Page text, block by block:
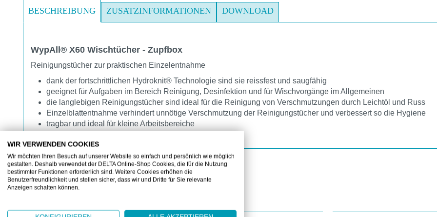
BESCHREIBUNG ZUSATZINFORMATIONEN DOWNLOAD
WypAll® X60 Wischtücher - Zupfbox
Reinigungstücher zur praktischen Einzelentnahme
dank der fortschrittlichen Hydroknit® Technologie sind sie reissfest und saugfähig
geeignet für Aufgaben im Bereich Reinigung, Desinfektion und für Wischvorgänge im Allgemeinen
die langlebigen Reinigungstücher sind ideal für die Reinigung von Verschmutzungen durch Leichtöl und Russ
Einzelblattentnahme verhindert unnötige Verschmutzung der Reinigungstücher und verbessert so die Hygiene
tragbar und ideal für kleine Arbeitsbereiche
Produktgalerie überspringen
WIR VERWENDEN COOKIES
Wir möchten Ihren Besuch auf unserer Website so einfach und persönlich wie möglich
gestalten. Deshalb verwendet der DELTA Online-Shop Cookies, die für die Nutzung
bestimmter Funktionen erforderlich sind. Weitere Cookies erhöhen die
Benutzerfreundlichkeit und stellen sicher, dass wir und Dritte für Sie relevante
Anzeigen schalten können.